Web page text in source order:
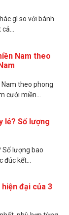
gì so với bánh
Nam theo
theo phong
cưới miền...
lẻ? Số lượng
Số lượng bao
kết...
đại của 3